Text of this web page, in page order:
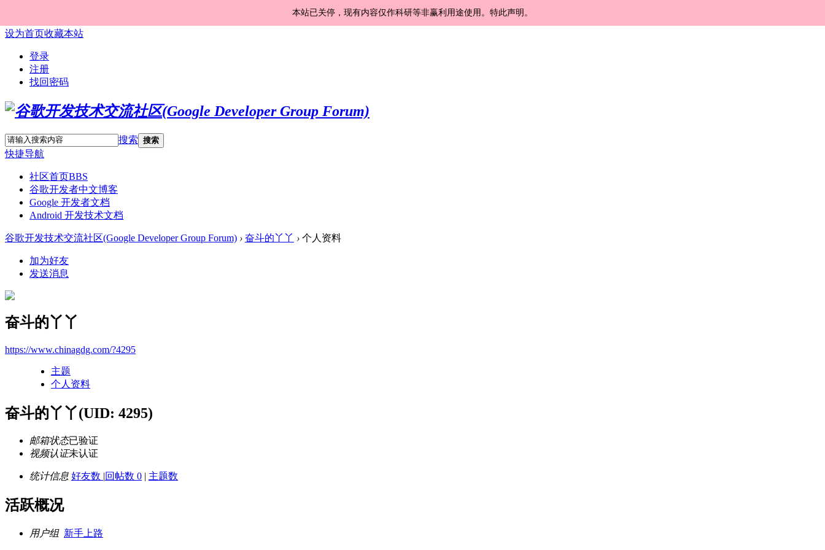
本站已关停，现有内容仅作科研等非赢利用途使用。特此声明。
设为首页收藏本站
登录
注册
找回密码
搜索 搜索
快捷导航
社区首页BBS
谷歌开发者中文博客
Google 开发者文档
Android 开发技术文档
谷歌开发技术交流社区(Google Developer Group Forum) › 奋斗的丫丫 › 个人资料
加为好友
发送消息
奋斗的丫丫
https://www.chinagdg.com/?4295
主题
个人资料
奋斗的丫丫(UID: 4295)
邮箱状态已验证
视频认证未认证
统计信息 好友数 |回帖数 0 | 主题数
活跃概况
用户组 新手上路